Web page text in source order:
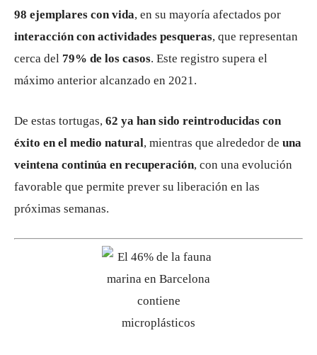
98 ejemplares con vida, en su mayoría afectados por
interacción con actividades pesqueras, que representan
cerca del 79% de los casos. Este registro supera el
máximo anterior alcanzado en 2021.
De estas tortugas, 62 ya han sido reintroducidas con
éxito en el medio natural, mientras que alrededor de una
veintena continúa en recuperación, con una evolución
favorable que permite prever su liberación en las
próximas semanas.